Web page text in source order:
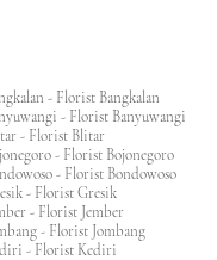
- Florist Bangkalan
- Florist Banyuwangi
- Florist Blitar
- Florist Bojonegoro
- Florist Bondowoso
- Florist Gresik
- Florist Jember
- Florist Jombang
- Florist Kediri